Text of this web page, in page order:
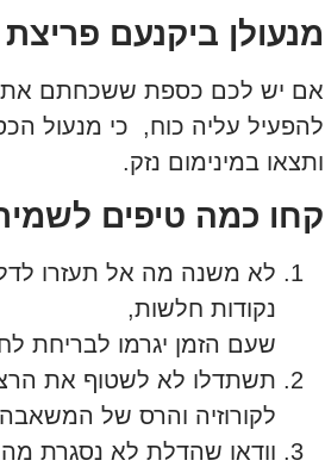
מנעולן ביקנעם
אם יש לכם כספת ששכחתם את
להפעיל עליה כוח, כי מנעול
ותצאו במינימום נזק.
קחו כמה טיפים
לא משנה מה אל תעזרו
נקודות חלשות,
שעם הזמן יגרמו
תשתדלו לא לשטוף את
לקורוזיה והרס של
וודאו שהדלת לא נסגרת